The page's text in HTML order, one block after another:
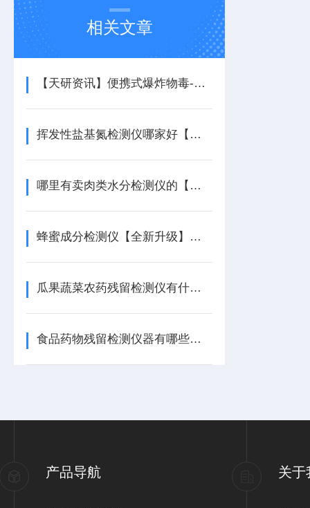
相关文章
【天研资讯】便携式爆炸物毒-品探测仪用于反-恐机场火车站安检设备
挥发性盐基氮检测仪哪家好【国产好货】挥发性盐基氮检测仪
哪里有卖肉类水分检测仪的【爆款推荐】肉类水分检测仪
蜂蜜成分检测仪【全新升级】蜂蜜成分检测仪
瓜果蔬菜农药残留检测仪有什么作用【全网热销】瓜果蔬菜农药残留检测仪
食品药物残留检测仪器有哪些天研推荐食品药物残留检测仪器
产品导航 关于